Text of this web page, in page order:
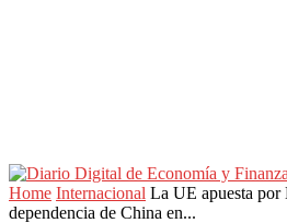
Home Internacional La UE apuesta por
dependencia de China en...